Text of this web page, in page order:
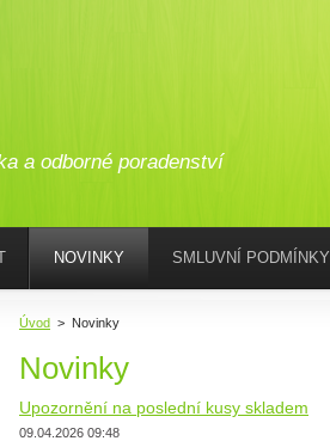
a odborné poradenství
Úvod > Novinky
Novinky
Upozornění na poslední kusy skladem
09.04.2026 09:48
NOVINKY SMLUVNÍ PODMÍNKY